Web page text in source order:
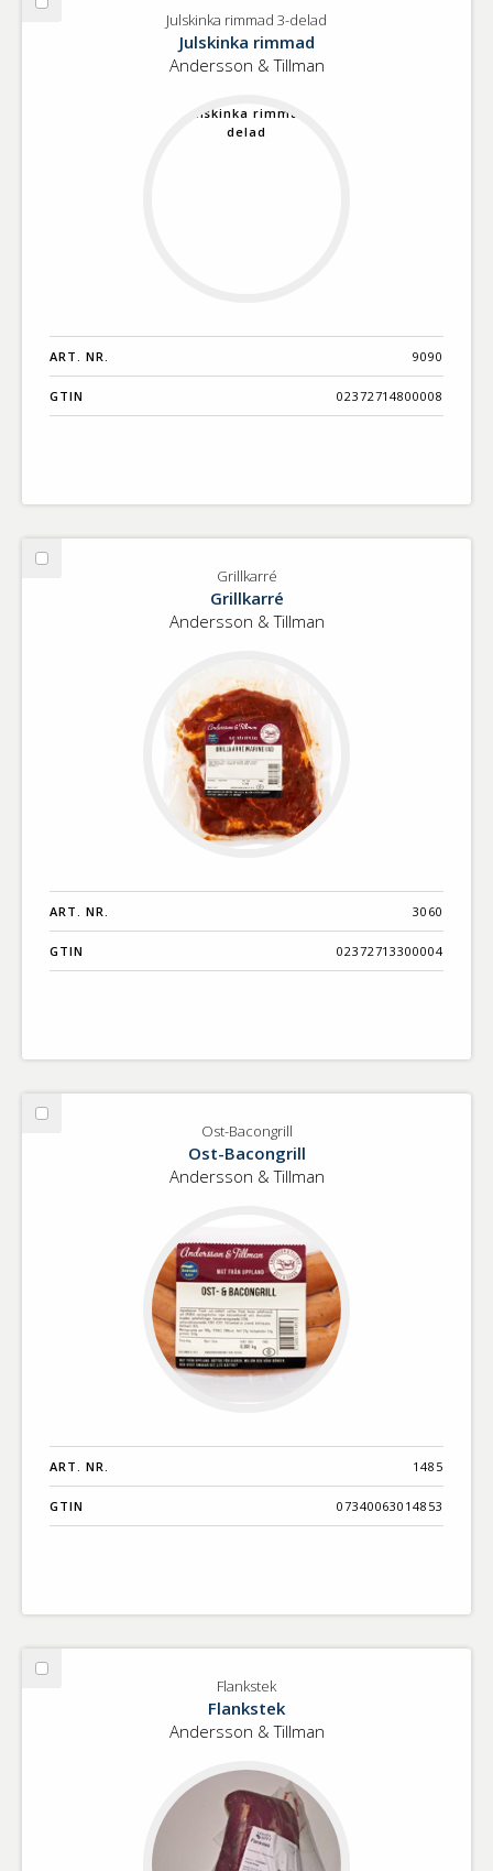
Välj
Julskinka rimmad 3-delad
Julskinka rimmad
Andersson & Tillman
ART. NR. 9090
GTIN 02372714800008
Välj
Grillkarré
Grillkarré
Andersson & Tillman
ART. NR. 3060
GTIN 02372713300004
Välj
Ost-Bacongrill
Ost-Bacongrill
Andersson & Tillman
ART. NR. 1485
GTIN 07340063014853
Välj
Flankstek
Flankstek
Andersson & Tillman